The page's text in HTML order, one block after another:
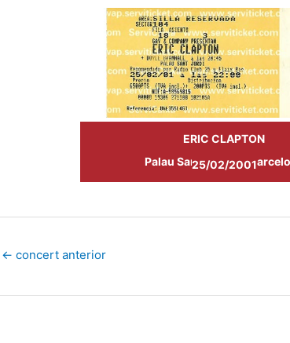
ERIC CLAPTON
Palau Sant Jordi de
25/02/2001
← concert anterior